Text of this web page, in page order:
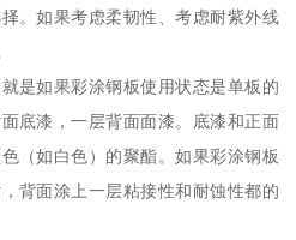
。如果考虑柔韧性、考虑耐紫外线
是如果彩涂钢板使用状态是单板的
底漆，一层背面面漆。底漆和正面
（如白色）的聚酯。如果彩涂钢板
背面涂上一层粘接性和耐蚀性都的